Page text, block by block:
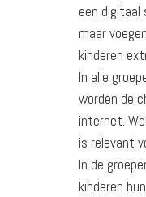
een digitaal
maar
kinderen
In alle
worden de
internet.
is relevant
In de
kinderen